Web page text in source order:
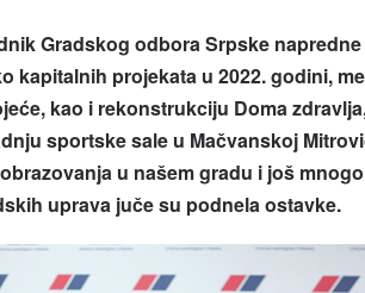
Gradskog odbora Srpske
kapitalnih projekata u 2022. godini,
kao i rekonstrukciju Doma
sportske sale u Mačvanskoj
u našem gradu i još
uprava juče su podnela ostavke.